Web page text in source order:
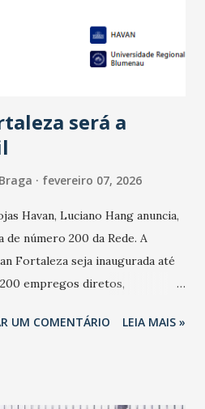
Já o percentual de
ficou em 19%, pouco abaixo
Outros 1% não existiam em
o faturamento também
será a
fevereiro 07, 2026
Havan, Luciano Hang anuncia,
número 200 da Rede. A
Fortaleza seja inaugurada até
empregos diretos,
foi anunciada oficialmente, mas
UM COMENTÁRIO LEIA MAIS »